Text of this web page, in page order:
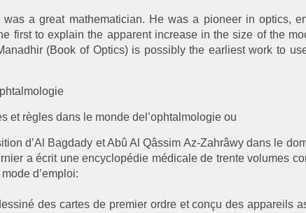
a great mathematician. He was a pioneer in optics,
first to explain the apparent increase in the size of the
(Book of Optics) is possibly the earliest work to
et règles dans le monde del’ophtalmologie ou
d’Al Bagdady et Abû Al Qâssim Az-Zahrâwy dans le
a écrit une encyclopédie médicale de trente volumes
d’emploi:
des cartes de premier ordre et conçu des appareils